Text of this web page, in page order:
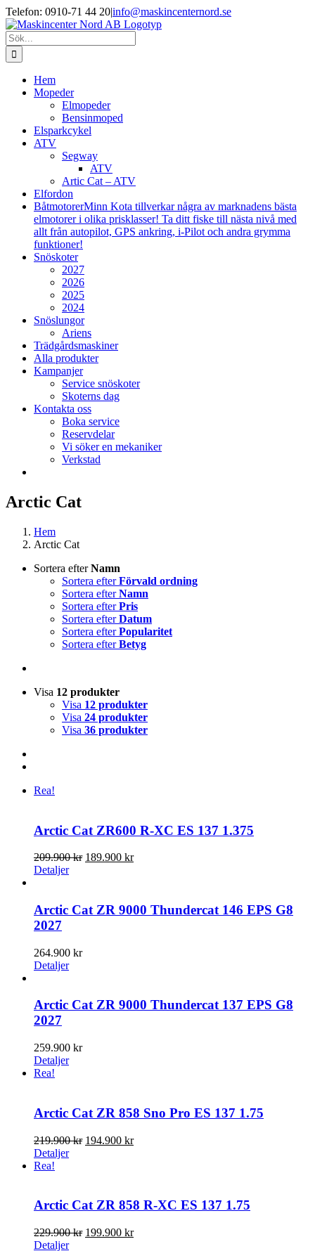
Fortsätt
till
innehållet
Facebook
Instagram
Telefon: 0910-71 44 20|info@maskincenternord.se
Sök
efter:
Hem
Mopeder
Elmopeder
Bensinmoped
Elsparkcykel
ATV
Segway
ATV
Artic Cat – ATV
Elfordon
BåtmotorerMinn Kota tillverkar några av marknadens bästa
elmotorer i olika prisklasser! Ta ditt fiske till nästa nivå med
allt från autopilot, GPS ankring, i-Pilot och andra grymma
funktioner!
Snöskoter
2027
2026
2025
2024
Snöslungor
Ariens
Trädgårdsmaskiner
Alla produkter
Kampanjer
Service snöskoter
Skoterns dag
Kontakta oss
Boka service
Reservdelar
Vi söker en mekaniker
Verkstad
Arctic Cat
Hem
Arctic Cat
Sortera efterNamn
Sortera efterFörvald ordning
Sortera efterNamn
Sortera efterPris
Sortera efterDatum
Sortera efterPopularitet
Sortera efterBetyg
Visa 12 produkter
Visa 12 produkter
Visa 24 produkter
Visa 36 produkter
Rea!
Arctic Cat ZR600 R-XC ES 137 1.375
209.900kr Det
209.900 kr.
189.900 krDet
189.900 kr.
Detaljer
Arctic Cat ZR 9000 Thundercat 146 EPS G8
2027
264.900 kr
Detaljer
Arctic Cat ZR 9000 Thundercat 137 EPS G8
2027
259.900 kr
Detaljer
Rea!
Arctic Cat ZR 858 Sno Pro ES 137 1.75
219.900kr Det
194.900 krDet
Detaljer
Rea!
Arctic Cat ZR 858 R-XC ES 137 1.75
229.900kr Det
199.900 krDet
Detaljer